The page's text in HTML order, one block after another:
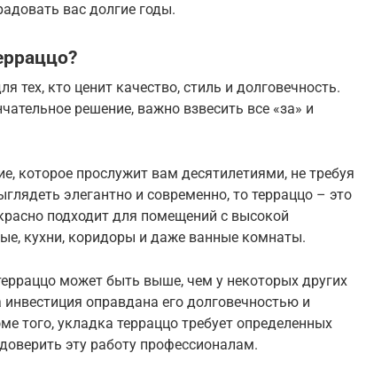
вас долгие годы.
тех, кто ценит качество, стиль и долговечность.
решение, важно взвесить все «за» и
которое прослужит вам десятилетиями, не требуя
элегантно и современно, то терраццо – это
подходит для помещений с высокой
кухни, коридоры и даже ванные комнаты.
может быть выше, чем у некоторых других
оправдана его долговечностью и
того, укладка терраццо требует определенных
эту работу профессионалам.